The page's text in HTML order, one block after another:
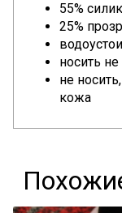
55%
25%
носить
не
кожа